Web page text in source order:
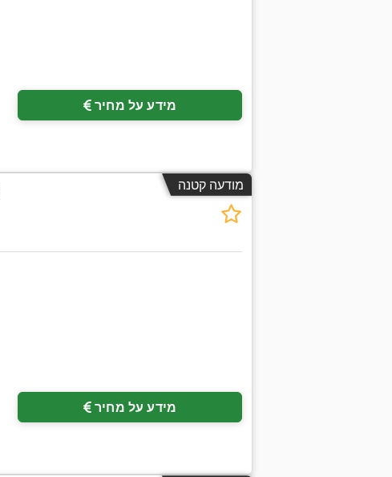
מידע על מחיר
מודעה קטנה
מידע על מחיר